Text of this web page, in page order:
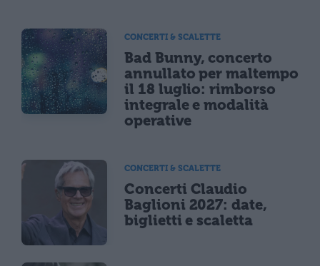
CONCERTI & SCALETTE
Bad Bunny, concerto
annullato per maltempo
il 18 luglio: rimborso
integrale e modalità
operative
CONCERTI & SCALETTE
Concerti Claudio
Baglioni 2027: date,
biglietti e scaletta